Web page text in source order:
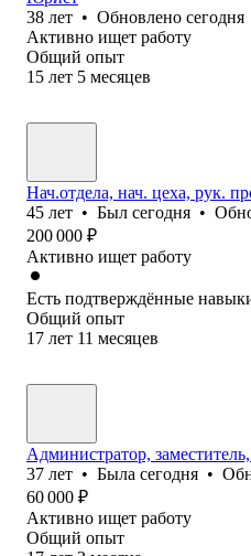
38 лет • Обновлено сегодня
Активно ищет работу
Общий опыт
15 лет 5 месяцев
Нач.отдела, нач. цеха, рук.
45 лет • Был сегодня •
200 000 ₽
Активно ищет работу
Есть подтверждённые
Общий опыт
17 лет 11 месяцев
Администратор,
37 лет • Была сегодня •
60 000 ₽
Активно ищет работу
Общий опыт